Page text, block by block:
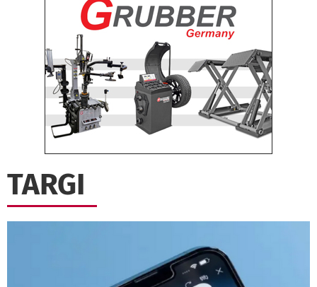
TARGI